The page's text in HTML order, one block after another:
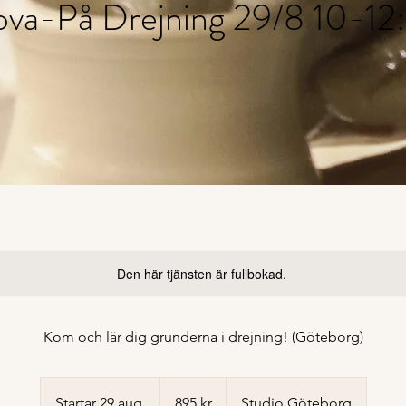
På Drejning 29/8 10-
Den här tjänsten är fullbokad.
Kom och lär dig grunderna i drejning! (Göteborg)
kronor